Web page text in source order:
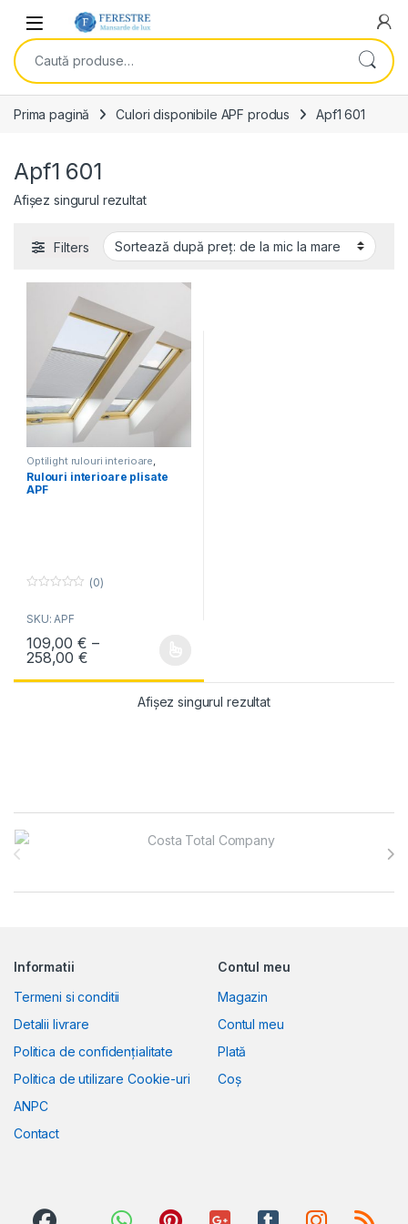
Skip to navigation
Skip to content
Open
Caută după:
Prima pagină Culori disponibile APF produs Apf1 601
Apf1 601
Afișez singurul rezultat
Filters
Optilight rulouri interioare
Rulouri Fakro ,Rulouri Optilight
Rulouri interioare plisate
APF
u
o
f
5
(0)
SKU: APF
109,00€ –
258,00€Interval de prețuri: 109,00 € până la 258,00 €
Acest produs are mai multe variații. Opțiunile pot fi alese în
Afișez singurul rezultat
Brands Carousel
Informatii
Termeni si conditii
Detalii livrare
Politica de confidențialitate
Politica de utilizare Cookie-uri
ANPC
Contact
Contul meu
Magazin
Contul meu
Plată
Coș